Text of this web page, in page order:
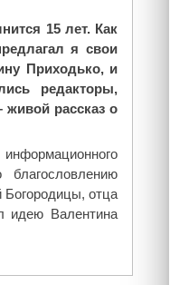
П
а
в
л
а
р
о
15 лет. Как
я свои
Приходько, и
редакторы,
живой рассказ о
Богородицы, отца
идею Валентина